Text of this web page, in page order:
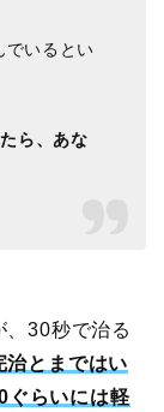
いるとい
ら、あな
30秒で治る
治とまではい
ぐらいには軽